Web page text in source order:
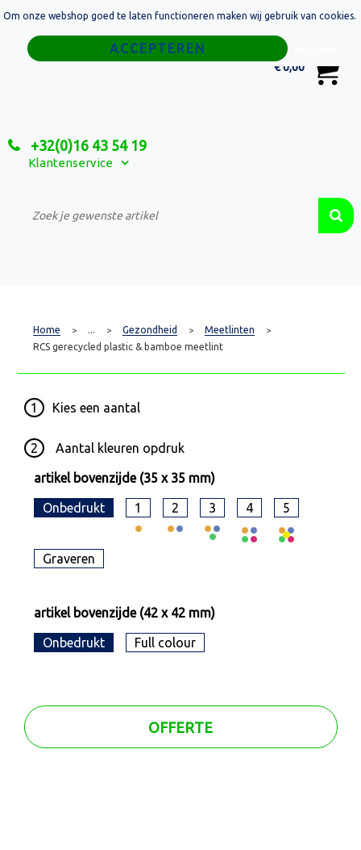
€ 0,00
+32(0)16 43 54 19
Klantenservice
Home
Relatiegeschenken
Custom Made Projecten
Home > ... > Gezondheid > Meetlinten >
RCS gerecycled plastic & bamboe meetlint
1 Kies een aantal
2 Aantal kleuren opdruk
artikel bovenzijde (35 x 35 mm)
Onbedrukt 1 2 3 4 5
Graveren
artikel bovenzijde (42 x 42 mm)
Onbedrukt Full colour
OFFERTE
Om onze webshop goed te laten functioneren maken wij gebruik van cookies.